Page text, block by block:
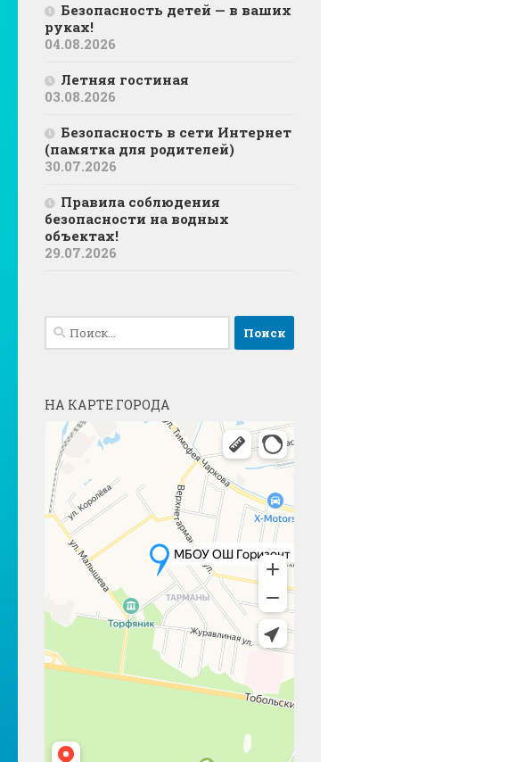
Безопасность детей — в ваших
руках!
04.08.2026
Летняя гостиная
03.08.2026
Безопасность в сети Интернет
(памятка для родителей)
30.07.2026
Правила соблюдения
безопасности на водных
объектах!
29.07.2026
Найти:
НА КАРТЕ ГОРОДА